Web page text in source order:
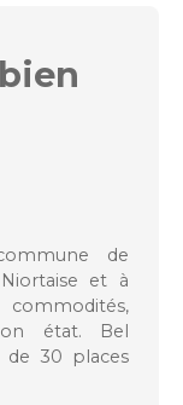
de
et à
état. Bel
de 30 places